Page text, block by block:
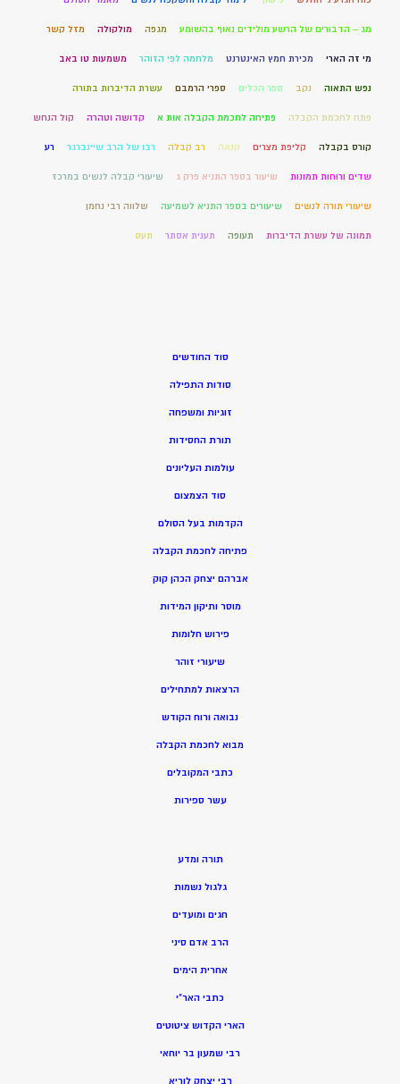
מג – הדבורים של הרשע מולידים נאוף בהשומע מגפה מולקולה מזל קשר
מי זה הארי מכירת חמץ האינטרנט מלחמה לפי הזוהר משמעות טו באב
נפש התאוה נקב ספר הכלים ספרי הרמבם עשרת הדיברות בתורה
פתח לחכמת הקבלה פתיחה לחכמת הקבלה אות א קדושה וטהרה קול הנחש
קורס בקבלה קליפת מצרים קנאה רב קבלה רבו של הרב שיינברגר רע
שדים ורוחות תמונות שיעור בספר התניא פרק ג שיעורי קבלה לנשים במרכז
שיעורי תורה לנשים שיעורים בספר התניא לשמיעה שלווה רבי נחמן
תמונה של עשרת הדיברות תעופה תענית אסתר תעס
סוד החודשים
סודות התפילה
זוגיות ומשפחה
תורת החסידות
עולמות העליונים
סוד הצמצום
הקדמות בעל הסולם
פתיחה לחכמת הקבלה
אברהם יצחק הכהן קוק
מוסר ותיקון המידות
פירוש חלומות
שיעורי זוהר
הרצאות למתחילים
נבואה ורוח הקודש
מבוא לחכמת הקבלה
כתבי המקובלים
עשר ספירות
תורה ומדע
גלגול נשמות
חגים ומועדים
הרב אדם סיני
אחרית הימים
כתבי האר”י
הארי הקדוש ציטוטים
רבי שמעון בר יוחאי
רבי יצחק לוריא